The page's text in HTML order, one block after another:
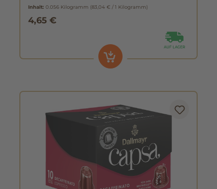
Inhalt: 0.056 Kilogramm (83,04 € / 1 Kilogramm)
4,65 €